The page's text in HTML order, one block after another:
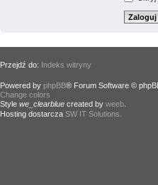
Przejdź do: Indeks witryny
Powered by phpBB® Forum Software ©
Change colors
Style we_clearblue created by weeb
Hosting dostarcza SW IT Solutions